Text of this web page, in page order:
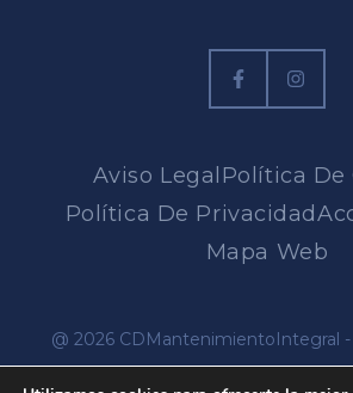
Aviso LegalPolítica De
Política De Privacidad
Mapa Web
@ 2026 CDMantenimientoIntegral -
en Alicante